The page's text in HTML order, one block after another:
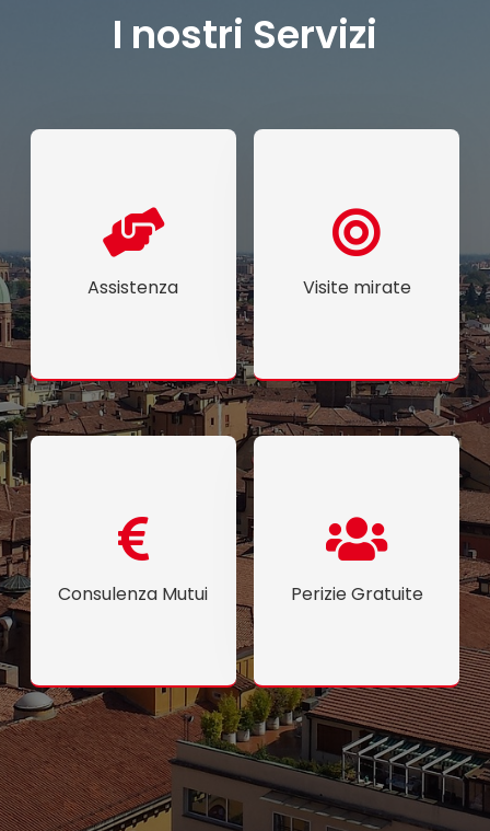
I nostri Servizi
Assistenza Visite mirate
Consulenza Mutui Perizie Gratuite